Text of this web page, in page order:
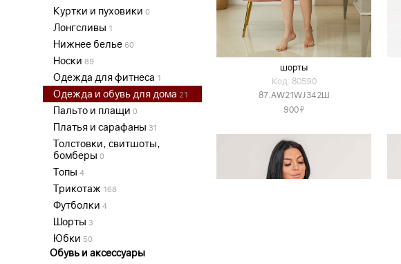
шорты
Код: 80590
87.AW21WJ342Ш
900Я
Куртки и пуховики 0
Лонгсливы 1
Нижнее белье 60
Носки 89
Одежда для фитнеса 1
Одежда и обувь для дома 21
Пальто и плащи 0
Платья и сарафаны 31
Толстовки, свитшоты,
бомберы 0
Топы 4
Трикотаж 168
Футболки 4
Шорты 3
Юбки 50
Обувь и аксессуары